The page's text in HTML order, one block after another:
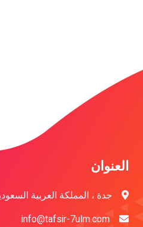
العنوان
جدة ، المملكة العربية السعودية
info@tafsir-7ulm.com